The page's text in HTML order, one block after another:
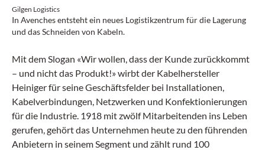
Gilgen Logistics
In Avenches entsteht ein neues Logistikzentrum für die Lagerung
und das Schneiden von Kabeln.
Mit dem Slogan «Wir wollen, dass der Kunde zurückkommt
– und nicht das Produkt!» wirbt der Kabelhersteller
Heiniger für seine Geschäftsfelder bei Installationen,
Kabelverbindungen, Netzwerken und Konfektionierungen
für die Industrie. 1918 mit zwölf Mitarbeitenden ins Leben
gerufen, gehört das Unternehmen heute zu den führenden
Anbietern in seinem Segment und zählt rund 100